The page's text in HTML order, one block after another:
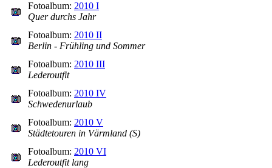
Fotoalbum: 2010 I
Quer durchs Jahr
Fotoalbum: 2010 II
Berlin - Frühling und Sommer
Fotoalbum: 2010 III
Lederoutfit
Fotoalbum: 2010 IV
Schwedenurlaub
Fotoalbum: 2010 V
Städtetouren in Värmland (S)
Fotoalbum: 2010 VI
Lederoutfit lang